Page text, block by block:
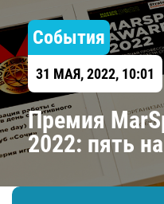
События
31 МАЯ, 2022, 10:01
Премия
2022: пять